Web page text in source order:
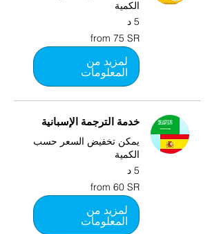
الكمية
5 د
from
75
SR
from 75 SR
لمزيد من
المعلومات
خدمة الترجمة الإسبانية
يمكن تخفيض السعر حسب
الكمية
5 د
from
60
SR
from 60 SR
لمزيد من
المعلومات